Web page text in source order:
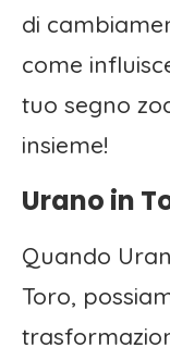
di
come
tuo segno
insieme!
Urano in
Quando
Toro,